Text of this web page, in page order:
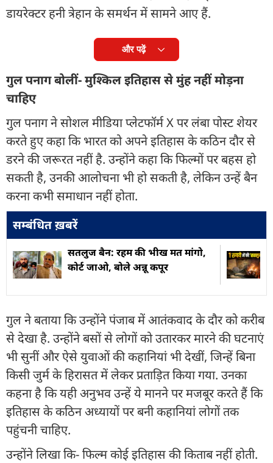
डायरेक्टर हनी त्रेहान के समर्थन में सामने आए हैं.
और पढ़ें
गुल पनाग बोलीं- मुश्किल इतिहास से मुंह नहीं मोड़ना
चाहिए
गुल पनाग ने सोशल मीडिया प्लेटफॉर्म X पर लंबा पोस्ट शेयर
करते हुए कहा कि भारत को अपने इतिहास के कठिन दौर से
डरने की जरूरत नहीं है. उन्होंने कहा कि फिल्मों पर बहस हो
सकती है, उनकी आलोचना भी हो सकती है, लेकिन उन्हें बैन
करना कभी समाधान नहीं होता.
सम्बंधित ख़बरें
सतलुज बैन: रहम की भीख मत मांगो,
कोर्ट जाओ, बोले अन्नू कपूर
गुल ने बताया कि उन्होंने पंजाब में आतंकवाद के दौर को करीब
से देखा है. उन्होंने बसों से लोगों को उतारकर मारने की घटनाएं
भी सुनीं और ऐसे युवाओं की कहानियां भी देखीं, जिन्हें बिना
किसी जुर्म के हिरासत में लेकर प्रताड़ित किया गया. उनका
कहना है कि यही अनुभव उन्हें ये मानने पर मजबूर करते हैं कि
इतिहास के कठिन अध्यायों पर बनी कहानियां लोगों तक
पहुंचनी चाहिए.
उन्होंने लिखा कि- फिल्म कोई इतिहास की किताब नहीं होती.